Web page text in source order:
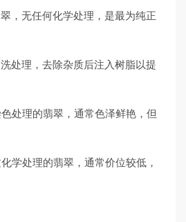
，无任何化学处理，是最为纯正
处理，去除杂质后注入树脂以提
处理的翡翠，通常色泽鲜艳，但
学处理的翡翠，通常价位较低，